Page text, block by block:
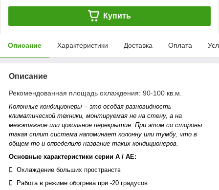
Купить
Описание Характеристики Доставка Оплата
Описание
Рекомендованная площадь охлаждения: 90-100 кв.м.
Колонные кондиционеры – это особая разновидность
климатической техники, монтируемая не на стену, а на
межэтажное или цокольное перекрытие. При этом со стороны
такая сплит система напоминает колонну или тумбу, что в
общем-то и определило название таких кондиционеров.
Основные характеристики серии А / АЕ:
 Охлаждение больших пространств
 Работа в режиме обогрева при -20 градусов